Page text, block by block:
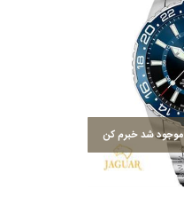
موجود شد خبرم کن